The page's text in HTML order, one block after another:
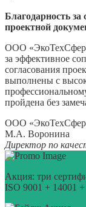
Благодарность
проектной
ООО
за эффективное
согласования
выполнены с
пройдена без
ООО
М.А. Воронина
Директор по
Акция: три
ISO 9001 + 14001 +